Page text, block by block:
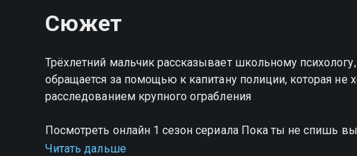
Сюжет
Трёхлетний мальчик рассказывает школьному
обращается за помощью к капитану полиции, которая не
расследованием крупного ограбления
Посмотреть онлайн 1 сезон сериала Пока ты не спишь
качестве на Смотрёшке
Читать дальше